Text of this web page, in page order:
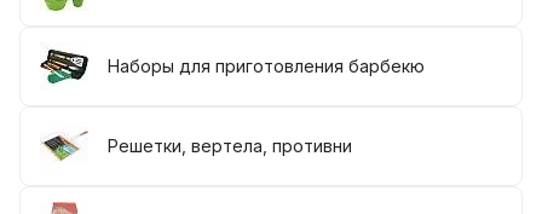
Наборы для приготовления барбекю
Решетки, вертела, противни